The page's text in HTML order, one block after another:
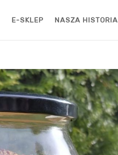
E-SKLEP NASZA HISTORIA